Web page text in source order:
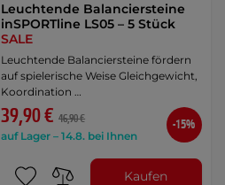
Leuchtende Balanciersteine
inSPORTline LS05 – 5 Stück
SALE
Leuchtende Balanciersteine fördern
auf spielerische Weise Gleichgewicht,
Koordination …
39,90 € 46,90 €
auf Lager – 14.8. bei Ihnen
-15%
Kaufen